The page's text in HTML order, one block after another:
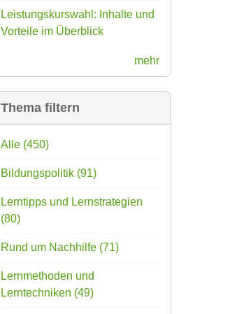
Leistungskurswahl: Inhalte und
Vorteile im Überblick
mehr
Thema filtern
Alle (450)
Bildungspolitik (91)
Lerntipps und Lernstrategien
(80)
Rund um Nachhilfe (71)
Lernmethoden und
Lerntechniken (49)